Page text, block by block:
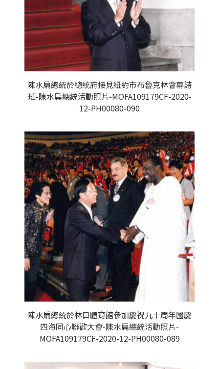
陳水扁總統於總統府接見紐約市布魯克林會幕詩
班-陳水扁總統活動照片-MOFA109179CF-2020-
12-PH00080-090
陳水扁總統於林口體育館參加慶祝九十周年國慶
四海同心聯歡大會-陳水扁總統活動照片-
MOFA109179CF-2020-12-PH00080-089